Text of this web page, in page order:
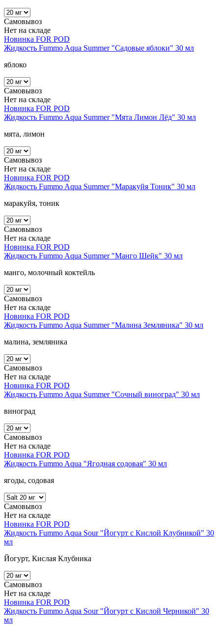
Самовывоз
Нет на складе
Новинка FOR POD
Жидкость Fummo Aqua Summer "Садовые яблоки" 30 мл
яблоко
Самовывоз
Нет на складе
Новинка FOR POD
Жидкость Fummo Aqua Summer "Мята Лимон Лёд" 30 мл
мята, лимон
Самовывоз
Нет на складе
Новинка FOR POD
Жидкость Fummo Aqua Summer "Маракуйя Тоник" 30 мл
маракуйя, тоник
Самовывоз
Нет на складе
Новинка FOR POD
Жидкость Fummo Aqua Summer "Манго Шейк" 30 мл
манго, молочный коктейль
Самовывоз
Нет на складе
Новинка FOR POD
Жидкость Fummo Aqua Summer "Малина Земляника" 30 мл
малина, земляника
Самовывоз
Нет на складе
Новинка FOR POD
Жидкость Fummo Aqua Summer "Сочный виноград" 30 мл
виноград
Самовывоз
Нет на складе
Новинка FOR POD
Жидкость Fummo Aqua "Ягодная содовая" 30 мл
ягоды, содовая
Самовывоз
Нет на складе
Новинка FOR POD
Жидкость Fummo Aqua Sour "Йогурт с Кислой Клубникой" 30
мл
Йогурт, Кислая Клубника
Самовывоз
Нет на складе
Новинка FOR POD
Жидкость Fummo Aqua Sour "Йогурт с Кислой Черникой" 30
мл